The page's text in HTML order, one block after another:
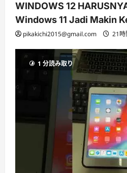
WINDOWS 12
Windows 11 Jadi Makin
pikakichi2015@gmail.com 21時
1 分読み取り